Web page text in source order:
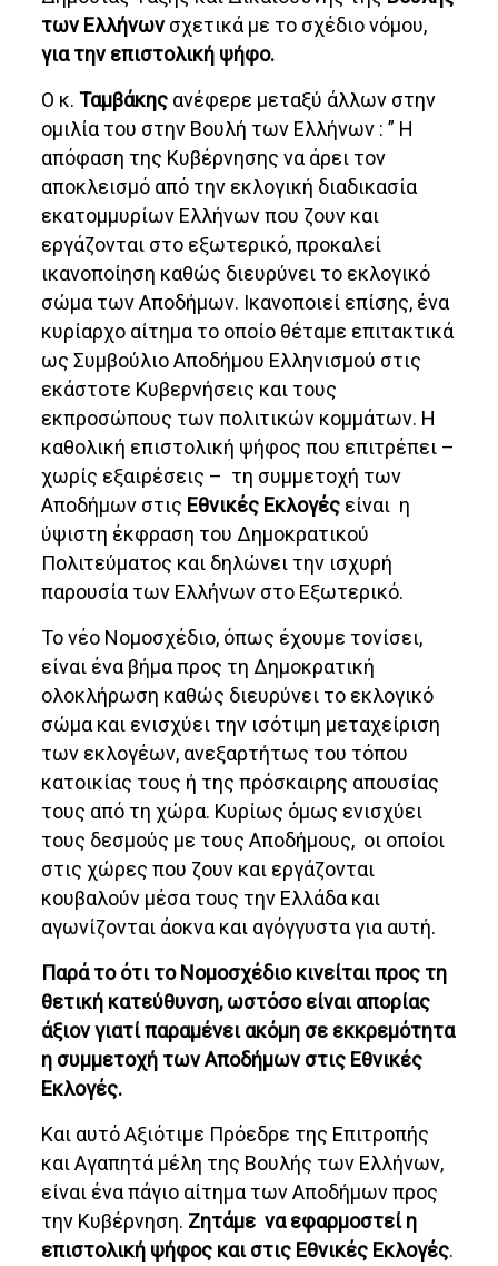
των Ελλήνωνσχετικά με το σχέδιο νόμου,
για την επιστολική ψήφο.
Ο κ.Ταμβάκης ανέφερε μεταξύ άλλων στην
ομιλία του στην Βουλή των Ελλήνων : ” Η
απόφαση της Κυβέρνησης να άρει τον
αποκλεισμό από την εκλογική διαδικασία
εκατομμυρίων Ελλήνων που ζουν και
εργάζονται στο εξωτερικό, προκαλεί
ικανοποίηση καθώς διευρύνει το εκλογικό
σώμα των Αποδήμων. Ικανοποιεί επίσης, ένα
κυρίαρχο αίτημα το οποίο θέταμε επιτακτικά
ως Συμβούλιο Αποδήμου Ελληνισμού στις
εκάστοτε Κυβερνήσεις και τους
εκπροσώπους των πολιτικών κομμάτων. Η
καθολική επιστολική ψήφος που επιτρέπει –
χωρίς εξαιρέσεις – τη συμμετοχή των
Αποδήμων στις Εθνικές Εκλογές είναι η
ύψιστη έκφραση του Δημοκρατικού
Πολιτεύματος και δηλώνει την ισχυρή
παρουσία των Ελλήνων στο Εξωτερικό.
Το νέο Νομοσχέδιο, όπως έχουμε τονίσει,
είναι ένα βήμα προς τη Δημοκρατική
ολοκλήρωση καθώς διευρύνει το εκλογικό
σώμα και ενισχύει την ισότιμη μεταχείριση
των εκλογέων, ανεξαρτήτως του τόπου
κατοικίας τους ή της πρόσκαιρης απουσίας
τους από τη χώρα. Κυρίως όμως ενισχύει
τους δεσμούς με τους Αποδήμους, οι οποίοι
στις χώρες που ζουν και εργάζονται
κουβαλούν μέσα τους την Ελλάδα και
αγωνίζονται άοκνα και αγόγγυστα για αυτή.
Παρά το ότι το Νομοσχέδιο κινείται προς τη
θετική κατεύθυνση, ωστόσο είναι απορίας
άξιον γιατί παραμένει ακόμη σε εκκρεμότητα
η συμμετοχή των Αποδήμων στις Εθνικές
Εκλογές.
Και αυτό Αξιότιμε Πρόεδρε της Επιτροπής
και Αγαπητά μέλη της Βουλής των Ελλήνων,
είναι ένα πάγιο αίτημα των Αποδήμων προς
την Κυβέρνηση. Ζητάμε να εφαρμοστεί η
επιστολική ψήφος και στις Εθνικές Εκλογές.